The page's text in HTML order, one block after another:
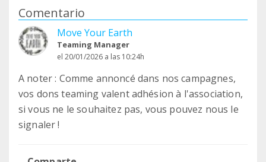
Comentario
Move Your Earth
Teaming Manager
el 20/01/2026 a las 10:24h
A noter : Comme annoncé dans nos campagnes,
vos dons teaming valent adhésion à l'association,
si vous ne le souhaitez pas, vous pouvez nous le
signaler !